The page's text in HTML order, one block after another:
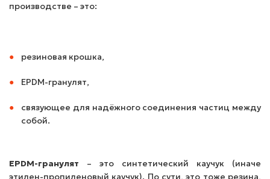
производстве – это:
резиновая крошка,
EPDM-гранулят,
связующее для надёжного соединения частиц между
собой.
EPDM-гранулят – это синтетический каучук (иначе
этилен-пропиленовый каучук). По сути, это тоже резина,